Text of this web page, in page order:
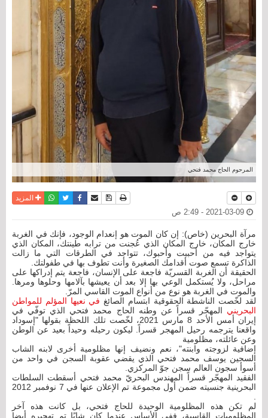
المرحوم الحاج محمد فتحي
نسخة للطباعة
حفظ الموضوع
أرسل الى صديق
فيسبوكتويترواتسابالمزيد
مرآة البحرين (خاص): إن كان الموت هو إنعدام الوجود، فإنك في الغربة
خارج المكان، خارج المكان الذي عُجنت من ترابه طينتك، المكان الذي
يتواجد فيه من أحببت وأحبوك، تتواجد في الطرقات التي ما زالت
الذاكرة تسمع صوت أقدامك الصغيرة وأنت تطوف بها في طفولتك.
الحقيقة أن الغربة القسريّة فاجعة على الإنسان، فاجعة يتم إدراكها على
مراحل، ولا يُستكمل الوعي بها إلا بعد أن يعيشها بآلامها وحلوها ومرها.
والموت في الغربة هو نوع من أنواع الموت القاسي المرّ.
لقد لخّصت الناشطة الحقوقية ابتسام الصائغ في نعيها المؤلم للمواطن
البحريني المهجّر قسراً عن وطنه الحاج محمد فتحي الذي توفّي في
إيران أمس الأحد 8 مارس 2021، لخّصت تلك اللحظة بقولها "إسوداد
واقعنا يترجمه رحيل المهجر قسراً. ليكون رحيله وحيداً بعيد عن الوطن
وعن عائلته، مظلومية
إضافية لزوجته وابنته"، نعم ونضيف إنها مظلومية أخرى لابنه الشاب
السجين يوسف محمد فتحي الذي يقضي عقوبة السجن في واحد من
أسوأ سجون العالم سجن جوّ المركزي.
الفقيد المهجّر قسراً المهندس البحريّ محمد فتحي أسقطت السلطات
البحرينية جنسيته ضمن أول مجموعة تم الإعلان عنها في 7 نوفمبر 2012
.
لم تكن هذه المظلومية الوحيدة للحاج فتحي، بل كانت هذه آخر
المظلوميات القاسية، ففي الأساس عندما كان شابًا تم تهجيره أيضا